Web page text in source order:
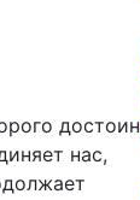
достоин
нас,